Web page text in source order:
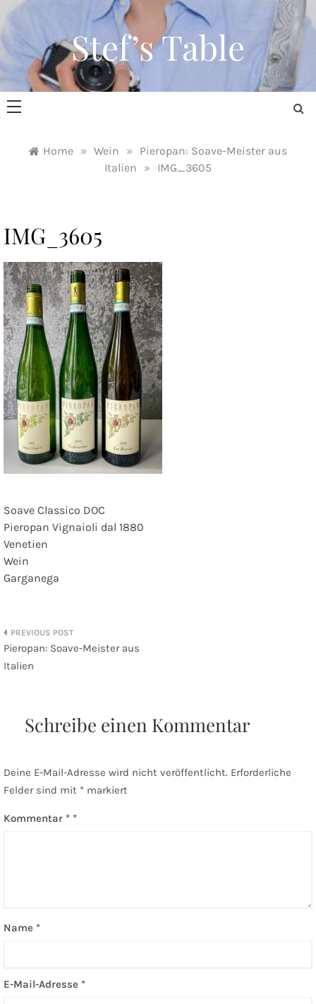
Skip
content
Stef’s Table
Home » Wein »
Pieropan: Soave-Meister aus
Italien
» IMG_3605
IMG_3605
Soave Classico DOC
Pieropan Vignaioli dal 1880
Venetien
Wein
Garganega
Beitragsnavigation
Pieropan: Soave-Meister aus
Italien
Schreibe einen Kommentar
Deine E-Mail-Adresse wird nicht veröffentlicht. Erforderliche
Felder sind mit * markiert
Kommentar *
Name *
E-Mail-Adresse *